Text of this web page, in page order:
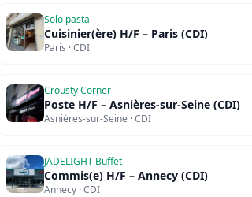
Solo pasta
Cuisinier(ère) H/F – Paris (CDI)
Paris · CDI
Crousty Corner
Poste H/F – Asnières-sur-Seine (CDI)
Asnières-sur-Seine · CDI
JADELIGHT Buffet
Commis(e) H/F – Annecy (CDI)
Annecy · CDI